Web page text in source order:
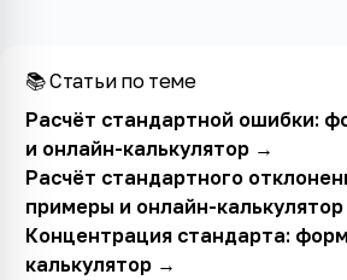
📚 Статьи по теме
Расчёт стандартной ошибки:
и онлайн-калькулятор→
Расчёт стандартного
примеры и онлайн-калькулятор
Концентрация стандарта:
калькулятор→